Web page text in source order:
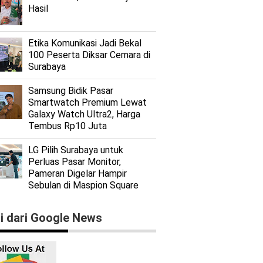
Hasil
Etika Komunikasi Jadi Bekal
100 Peserta Diksar Cemara di
Surabaya
Samsung Bidik Pasar
Smartwatch Premium Lewat
Galaxy Watch Ultra2, Harga
Tembus Rp10 Juta
LG Pilih Surabaya untuk
Perluas Pasar Monitor,
Pameran Digelar Hampir
Sebulan di Maspion Square
dari Google News